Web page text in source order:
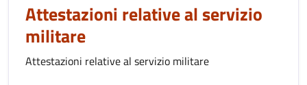
Attestazioni relative al servizio
militare
Attestazioni relative al servizio militare